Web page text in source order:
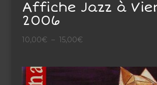
Affiche Jazz à
2006
10,00€ – 15,00€Plage